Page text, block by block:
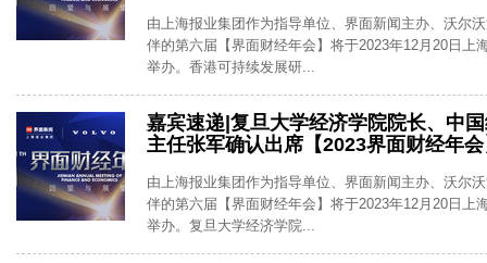
由上海报业集团作为指导单位、界面新闻主办、沃尔
伴的第六届【界面财经年会】将于2023年12月20日上
举办。香港可持续发展研...
嘉宾速递|复旦大学经济学院院长、中
主任张军确认出席【2023界面财经年
由上海报业集团作为指导单位、界面新闻主办、沃尔
伴的第六届【界面财经年会】将于2023年12月20日上
举办。复旦大学经济学院...